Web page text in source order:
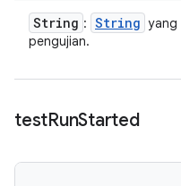
String : String yang
pengujian.
testRunStarted